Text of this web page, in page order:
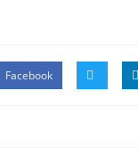
Facebook